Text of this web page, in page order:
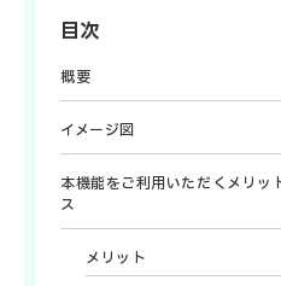
目次
概要
イメージ図
本機能をご利用いただくメリッ
ス
メリット